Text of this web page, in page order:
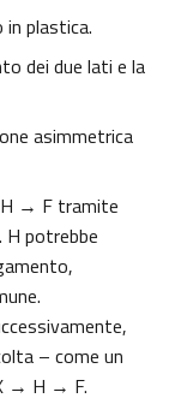
plastica.
dei due lati e la
asimmetrica
H → F tramite
potrebbe
– come un
→ H → F.